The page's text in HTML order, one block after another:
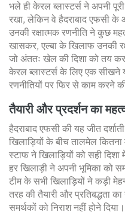
भले ही केरल ब्लास्टर्स ने अपनी
रखा, लेकिन वे हैदराबाद एफसी
उनकी रक्षात्मक रणनीति ने कुछ
खासकर, एल्बा के खिलाफ उनकी
जो अंततः खेल की दिशा को तय
केरल ब्लास्टर्स के लिए एक सीखने
रणनीतियों पर फिर से काम करने
तैयारी और प्रदर्शन का
हैदराबाद एफसी की यह जीत
खिलाड़ियों के बीच तालमेल
स्टाफ ने खिलाड़ियों को सही दिशा
हर खिलाड़ी ने अपनी भूमिका को
टीम के सभी खिलाड़ियों ने कड़ी
तरह की तैयारी और प्रतिबद्धता
समर्थकों को निराश नहीं होने दिया।